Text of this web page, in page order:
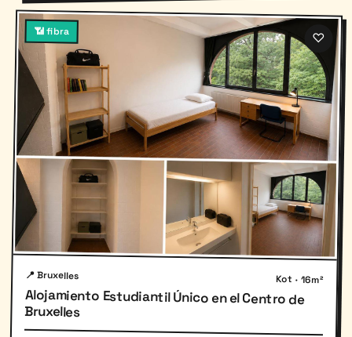
📶 fibra ♡
📍 Bruxelles Kot · 16m²
Alojamiento Estudiantil Único en el Centro de
Bruxelles